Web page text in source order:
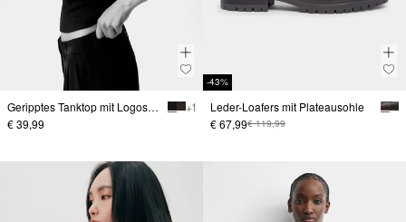
Geripptes Tanktop mit Logostickerei
+ 1
€ 39,99
-43%
Leder-Loafers mit Plateausohle
€ 67,99€ 119,99